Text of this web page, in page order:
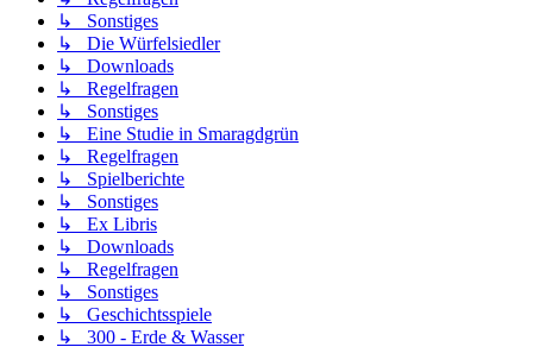
↳ Sonstiges
↳ Die Würfelsiedler
↳ Downloads
↳ Regelfragen
↳ Sonstiges
↳ Eine Studie in Smaragdgrün
↳ Regelfragen
↳ Spielberichte
↳ Sonstiges
↳ Ex Libris
↳ Downloads
↳ Regelfragen
↳ Sonstiges
↳ Geschichtsspiele
↳ 300 - Erde & Wasser